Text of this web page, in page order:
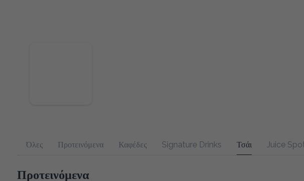
Όλες Προτεινόμενα Καφέδες Signature Drinks Τσάι Juice Spot
Προτεινόμενα